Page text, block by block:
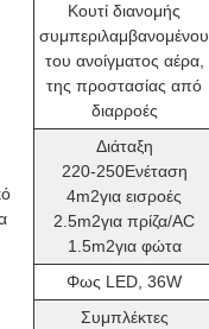
Κουτί διανομής
συμπεριλαμβανομένου
του ανοίγματος αέρα,
της προστασίας από
διαρροές
Διάταξη
220-250Ενέταση
4m2για εισροές
2.5m2για πρίζα/AC
1.5m2για φώτα
Φως LED, 36W
Συμπλέκτες